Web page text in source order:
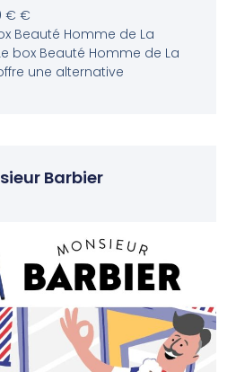
€ €
Beauté Homme de La
box Beauté Homme de La
une alternative
Barbier